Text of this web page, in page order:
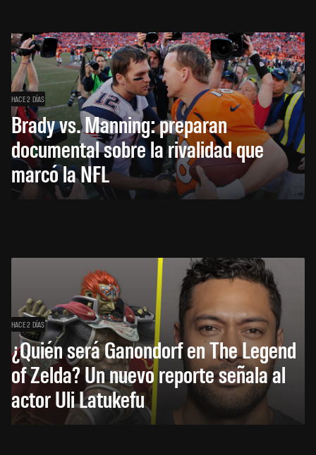
HACE 2 DÍAS
Brady vs. Manning: preparan
documental sobre la rivalidad que
marcó la NFL
HACE 2 DÍAS
¿Quién será Ganondorf en The Legend
of Zelda? Un nuevo reporte señala al
actor Uli Latukefu